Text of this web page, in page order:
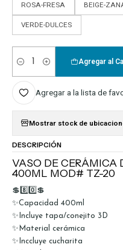
ROSA-FRESA BEIGE-
VERDE-DULCES
Cantidad
Agregar al
Agregar a la lista de
Mostrar stock de
DESCRIPCIÓN
VASO DE CERÁMICA
400ML MOD# TZ-20
💲8️⃣0️⃣💲
✨Capacidad 400ml
✨Incluye tapa/conejito 3D
✨Material cerámica
✨Inccluye cucharita